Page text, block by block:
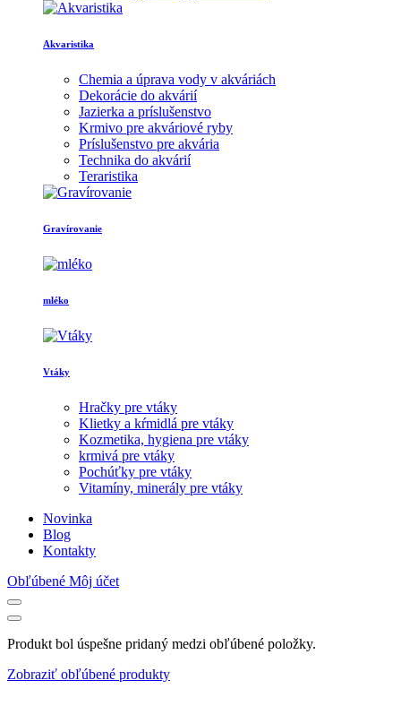
Akvaristika
Chemia a úprava vody v akváriách
Dekorácie do akvárií
Jazierka a príslušenstvo
Krmivo pre akváriové ryby
Príslušenstvo pre akvária
Technika do akvárií
Teraristika
Gravírovanie
mléko
Vtáky
Hračky pre vtáky
Klietky a kŕmidlá pre vtáky
Kozmetika, hygiena pre vtáky
krmivá pre vtáky
Pochúťky pre vtáky
Vitamíny, minerály pre vtáky
Novinka
Blog
Kontakty
Obľúbené Môj účet
Produkt bol úspešne pridaný medzi obľúbené položky.
Zobraziť obľúbené produkty